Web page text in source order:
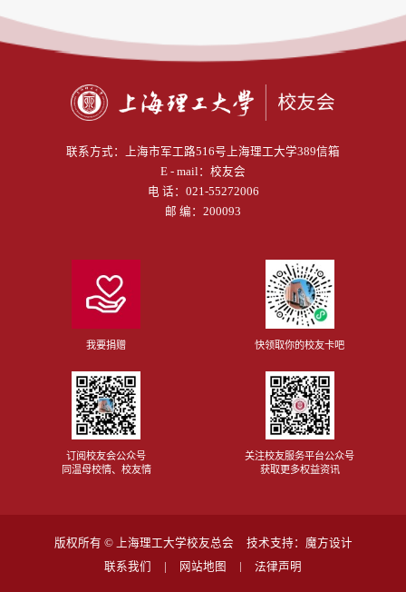
联系方式：
上海市军工路516号上海理工大学389信箱
E - mail： 校友会
电 话： 021-55272006
邮 编：200093
我要捐赠 快领取你的校友卡吧
订阅校友会公众号
同温母校情、校友情
关注校友服务平台公众号
获取更多权益资讯
版权所有 © 上海理工大学校友总会 技术支持：
魔方设计
联系我们
网站地图 法律声明